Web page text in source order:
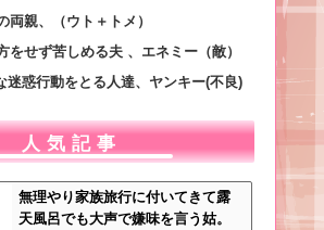
両親、（ウト＋トメ）
をせず苦しめる夫 、エネミー（敵）
惑行動をとる人達、ヤンキー(不良)
人気記事
無理やり家族旅行に付いてきて露
天風呂でも大声で嫌味を言う姑。